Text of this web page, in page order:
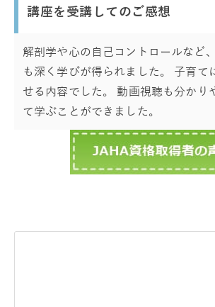
講座を受講してのご感想
解剖学や心の自己コントロールなど
も深く学びが得られました。 子育て
せる内容でした。 動画視聴も分かり
て学ぶことができました。